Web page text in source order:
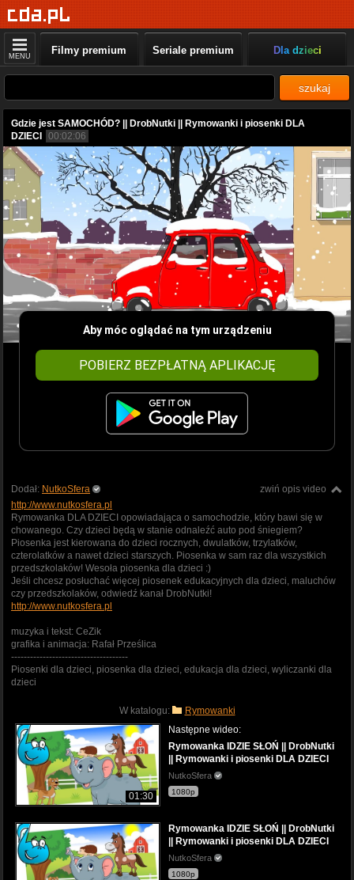
MENU Filmy premium Seriale premium Dla dzieci
szukaj
Gdzie jest SAMOCHÓD? || DrobNutki || Rymowanki i piosenki DLA
DZIECI
00:02:06
Aby móc oglądać na tym urządzeniu
POBIERZ BEZPŁATNĄ APLIKACJĘ
zwiń opis video
Dodał: NutkoSfera
http://www.nutkosfera.pl
Rymowanka DLA DZIECI opowiadająca o samochodzie, który bawi się w
chowanego. Czy dzieci będą w stanie odnaleźć auto pod śniegiem?
Piosenka jest kierowana do dzieci rocznych, dwulatków, trzylatków,
czterolatków a nawet dzieci starszych. Piosenka w sam raz dla wszystkich
przedszkolaków! Wesoła piosenka dla dzieci :)
Jeśli chcesz posłuchać więcej piosenek edukacyjnych dla dzieci, maluchów
czy przedszkolaków, odwiedź kanał DrobNutki!
http://www.nutkosfera.pl
muzyka i tekst: CeZik
grafika i animacja: Rafał Prześlica
-------------------------------------
Piosenki dla dzieci, piosenka dla dzieci, edukacja dla dzieci, wyliczanki dla
dzieci
W katalogu: Rymowanki
01:30
Następne wideo:
Rymowanka IDZIE SŁOŃ || DrobNutki
|| Rymowanki i piosenki DLA DZIECI
NutkoSfera
1080p
Rymowanka IDZIE SŁOŃ || DrobNutki
|| Rymowanki i piosenki DLA DZIECI
NutkoSfera
1080p